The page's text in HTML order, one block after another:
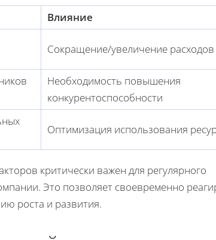
Влияние
Сокращение/увеличение расходов
Необходимость повышения
конкурентоспособности
Оптимизация использования
критически важен для регулярного
Это позволяет своевременно
роста и развития.